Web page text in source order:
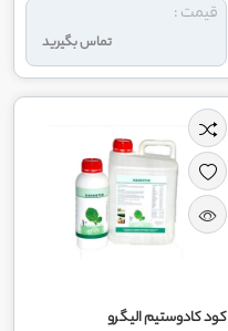
تماس بگیرید
قیمت :
کود کادوستیم الیگرو